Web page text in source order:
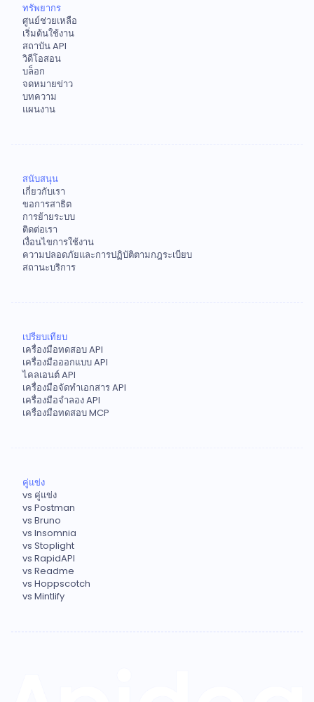
ทรัพยากร
ศูนย์ช่วยเหลือ
เริ่มต้นใช้งาน
สถาบัน API
วิดีโอสอน
บล็อก
จดหมายข่าว
บทความ
แผนงาน
สนับสนุน
เกี่ยวกับเรา
ขอการสาธิต
การย้ายระบบ
ติดต่อเรา
เงื่อนไขการใช้งาน
ความปลอดภัยและการปฏิบัติตามกฎระเบียบ
สถานะบริการ
เปรียบเทียบ
เครื่องมือทดสอบ API
เครื่องมือออกแบบ API
ไคลเอนต์ API
เครื่องมือจัดทำเอกสาร API
เครื่องมือจำลอง API
เครื่องมือทดสอบ MCP
คู่แข่ง
vs คู่แข่ง
vs Postman
vs Bruno
vs Insomnia
vs Stoplight
vs RapidAPI
vs Readme
vs Hoppscotch
vs Mintlify